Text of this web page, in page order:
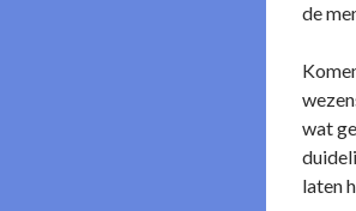
de
wat
laten